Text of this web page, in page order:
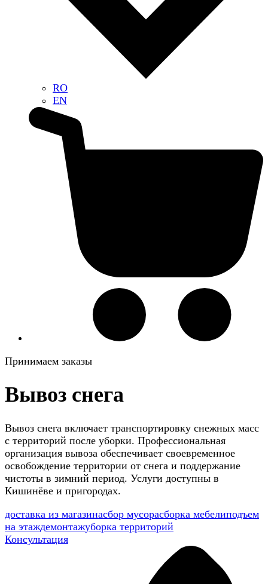
RO
EN
Принимаем заказы
Вывоз снега
Вывоз снега включает транспортировку снежных масс
с территорий после уборки. Профессиональная
организация вывоза обеспечивает своевременное
освобождение территории от снега и поддержание
чистоты в зимний период. Услуги доступны в
Кишинёве и пригородах.
доставка из магазинасбор мусорасборка мебелиподъем
на этаждемонтажуборка территорий
Консультация